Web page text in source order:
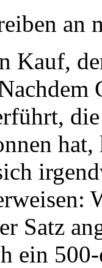
Kauf,
Satz
ein